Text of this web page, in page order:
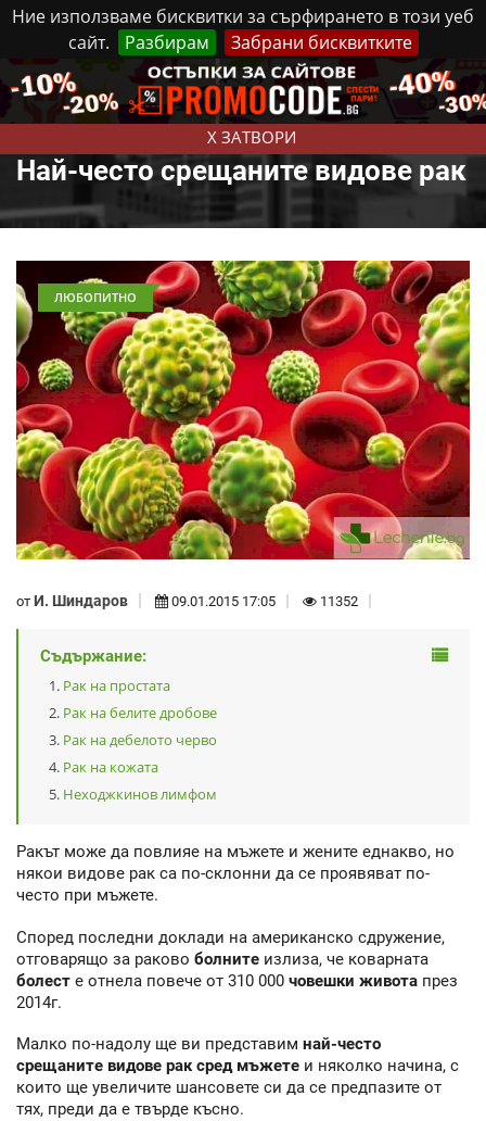
Ние използваме бисквитки за сърфирането в този уеб
сайт.
Разбирам Забрани бисквитките
X ЗАТВОРИ
Петък, 7 Август, 2026 Реклама Контакти
Най-често срещаните видове рак
ЛЮБОПИТНО
от И. Шиндаров 09.01.2015 17:05 11352
Съдържание:
Рак на простата
Рак на белите дробове
Рак на дебелото черво
Рак на кожата
Неходжкинов лимфом
Ракът може да повлияе на мъжете и жените еднакво, но
някои видове рак са по-склонни да се проявяват по-
често при мъжете.
Според последни доклади на американско сдружение,
отговарящо за раково болните излиза, че коварната
болест е отнела повече от 310 000 човешки живота през
2014г.
Малко по-надолу ще ви представим най-често
срещаните видове рак сред мъжете и няколко начина, с
които ще увеличите шансовете си да се предпазите от
тях, преди да е твърде късно.